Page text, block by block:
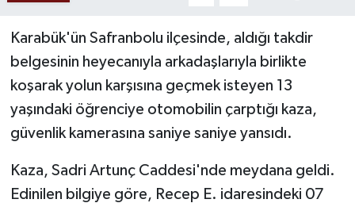
Karabük'ün Safranbolu ilçesinde, aldığı takdir
belgesinin heyecanıyla arkadaşlarıyla birlikte
koşarak yolun karşısına geçmek isteyen 13
yaşındaki öğrenciye otomobilin çarptığı kaza,
güvenlik kamerasına saniye saniye yansıdı.
Kaza, Sadri Artunç Caddesi'nde meydana geldi.
Edinilen bilgiye göre, Recep E. idaresindeki 07